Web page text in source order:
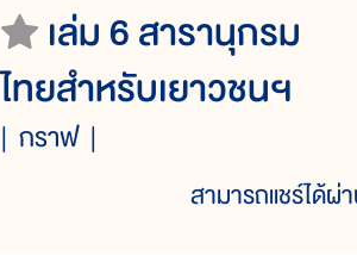
เล่ม 6 สารานุกรม
ไทยสำหรับเยาวชนฯ
กราฟ
สามารถแชร์ได้ผ่